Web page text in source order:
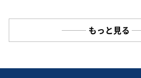
もっと見る